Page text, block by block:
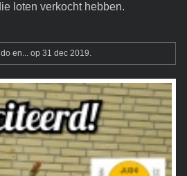
loten verkocht hebben.
en... op 31 dec 2019.